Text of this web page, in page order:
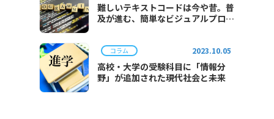
難しいテキストコードは今や昔。普
及が進む、簡単なビジュアルプログ
コラム 2023.10.05
高校・大学の受験科目に「情報分
野」が追加された現代社会と未来